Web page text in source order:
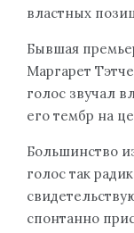
властных
Бывшая
Маргарет
голос звучал
его тембр на
Большинство
голос так
спонтанно